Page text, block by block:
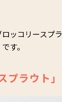
ッコリースプ
す。
プラウト